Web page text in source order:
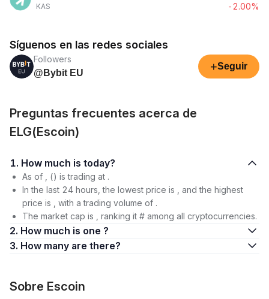
KAS
-2.00%
Síguenos en las redes sociales
Followers
@Bybit EU
+Seguir
Preguntas frecuentes acerca de
ELG(Escoin)
1. How much is today?
As of , () is trading at .
In the last 24 hours, the lowest price is , and the highest
price is , with a trading volume of .
The market cap is , ranking it # among all cryptocurrencies.
2. How much is one ?
3. How many are there?
Sobre Escoin